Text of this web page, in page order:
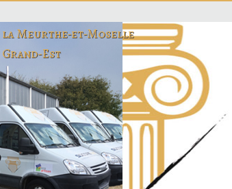
la Meurthe-et-Moselle
Grand-Est